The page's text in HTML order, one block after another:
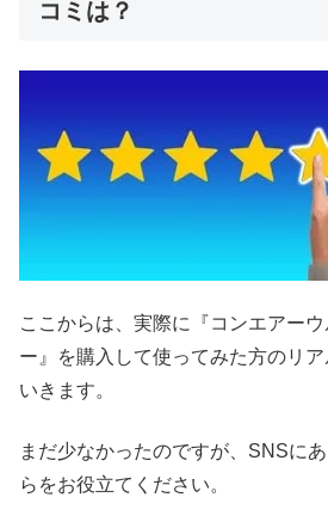
コミは？
ここからは、実際に『コンエアー
ー』を購入して使ってみた方のリ
いきます。
まだ少なかったのですが、SNSに
らをお役立てください。